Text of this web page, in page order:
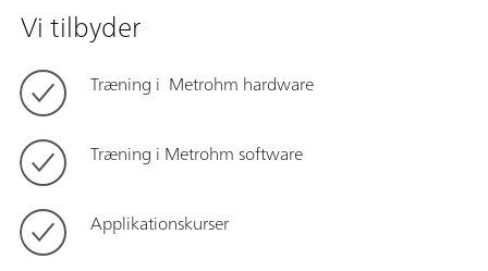
Vi tilbyder
Træning i Metrohm hardware
Træning i Metrohm software
Applikationskurser